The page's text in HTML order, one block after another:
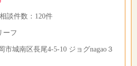
件数： 120件
ーフ
市城南区長尾4-5-10 ジョグnagao３